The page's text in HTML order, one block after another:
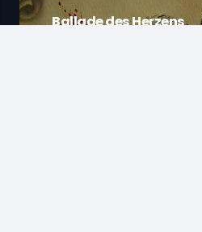
Ballade des Herzens